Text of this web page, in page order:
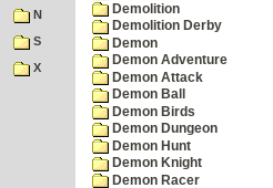
N
S
X
Demolition
Demolition Derby
Demon
Demon Adventure
Demon Attack
Demon Ball
Demon Birds
Demon Dungeon
Demon Hunt
Demon Knight
Demon Racer